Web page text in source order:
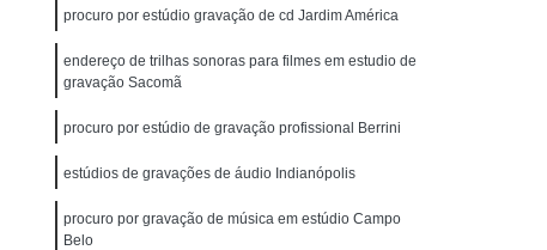
Audio
Edição de Audio para Podcast
Estúdio áudio
Estúdio de áudio
áudio
Gravação áudio
Gravação Audiobook
Gravação de Podcast
Gravação Podcast
Estúdio de Locução
Locução Comercial
procuro por estúdio gravação de cd Jardim América
endereço de trilhas sonoras para filmes em estudio de
gravação Sacomã
procuro por estúdio de gravação profissional Berrini
estúdios de gravações de áudio Indianópolis
procuro por gravação de música em estúdio Campo
Belo